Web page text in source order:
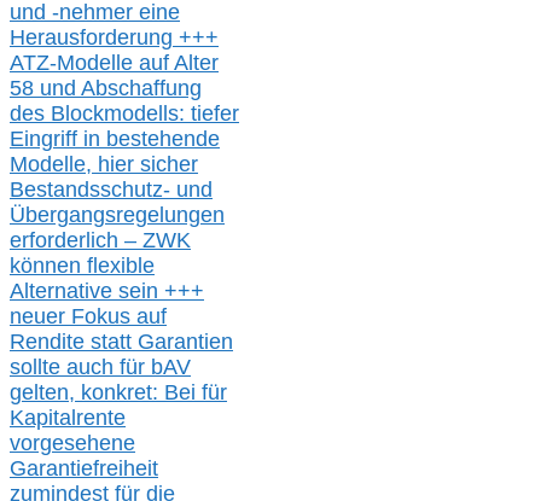
und -nehmer eine
Herausforderung +++
ATZ-Modelle auf Alter
58 und Abschaffung
des Blockmodells: tiefer
Eingriff in bestehende
Modelle, hier sicher
Bestandsschutz- und
Übergangsregelungen
erforderlich – ZWK
können flexible
Alternative sein +++
neuer Fokus auf
Rendite statt Garantien
sollte auch für bAV
gelten, konkret: Bei für
Kapitalrente
vorgesehene
Garantiefreiheit
zumindest für die